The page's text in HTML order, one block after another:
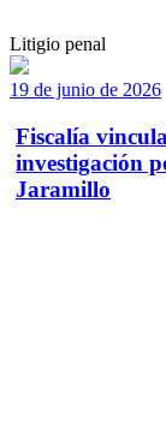
Litigio penal
19 de junio de 2026
Fiscalía
investigación
Jaramillo